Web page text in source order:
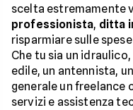
scelta estremamente
professionista, ditta
risparmiare sulle
Che tu sia un
edile, un antennista,
generale un freelance
servizi e assistenza